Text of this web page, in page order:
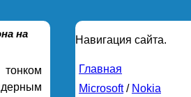
на
Навигация сайта.
Главная
Microsoft/ Nokia